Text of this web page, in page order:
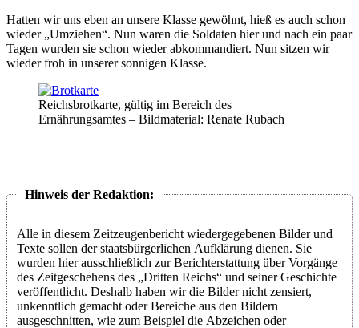
Hatten wir uns eben an unsere Klasse gewöhnt, hieß es auch schon
wieder Umziehen . Nun waren die Soldaten hier und nach ein paar
Tagen wurden sie schon wieder abkommandiert. Nun sitzen wir
wieder froh in unserer sonnigen Klasse.
Reichsbrotkarte, gültig im Bereich des
Ernährungsamtes – Bildmaterial: Renate Rubach
Alle in diesem Zeitzeugenbericht wiedergegebenen Bilder und
Texte sollen der staatsbürgerlichen Aufklärung dienen. Sie
wurden hier ausschließlich zur Berichterstattung über Vorgänge
des Zeitgeschehens des
Dritten Reichs
und seiner Geschichte
veröffentlicht. Deshalb haben wir die Bilder nicht zensiert,
unkenntlich gemacht oder Bereiche aus den Bildern
ausgeschnitten, wie zum Beispiel die Abzeichen oder